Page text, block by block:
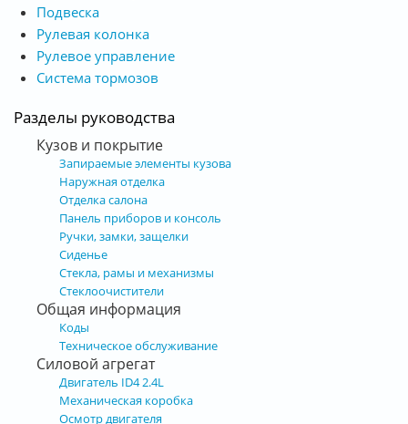
Подвеска
Рулевая колонка
Рулевое управление
Система тормозов
Разделы руководства
Кузов и покрытие
Запираемые элементы кузова
Наружная отделка
Отделка салона
Панель приборов и консоль
Ручки, замки, защелки
Сиденье
Стекла, рамы и механизмы
Стеклоочистители
Общая информация
Коды
Техническое обслуживание
Силовой агрегат
Двигатель ID4 2.4L
Механическая коробка
Осмотр двигателя